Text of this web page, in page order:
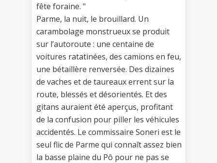
fête foraine. "
Parme, la nuit, le brouillard. Un
carambolage monstrueux se produit
sur l’autoroute : une centaine de
voitures ratatinées, des camions en feu,
une bétaillère renversée. Des dizaines
de vaches et de taureaux errent sur la
route, blessés et désorientés. Et des
gitans auraient été aperçus, profitant
de la confusion pour piller les véhicules
accidentés. Le commissaire Soneri est le
seul flic de Parme qui connaît assez bien
la basse plaine du Pô pour ne pas se